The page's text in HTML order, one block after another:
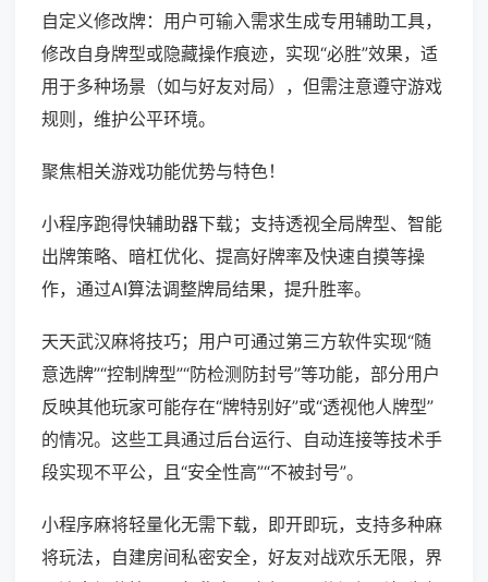
自定义修改牌：用户可输入需求生成专用辅助工具，
修改自身牌型或隐藏操作痕迹，实现“必胜”效果，适
用于多种场景（如与好友对局），但需注意遵守游戏
规则，维护公平环境。
聚焦相关游戏功能优势与特色！
小程序跑得快辅助器下载；支持透视全局牌型、智能
出牌策略、暗杠优化、提高好牌率及快速自摸等操
作，通过AI算法调整牌局结果，提升胜率。
天天武汉麻将技巧；用户可通过第三方软件实现“随
意选牌”“控制牌型”“防检测防封号”等功能，部分用户
反映其他玩家可能存在“牌特别好”或“透视他人牌型”
的情况。这些工具通过后台运行、自动连接等技术手
段实现不平公，且“安全性高”“不被封号”。
小程序麻将轻量化无需下载，即开即玩，支持多种麻
将玩法，自建房间私密安全，好友对战欢乐无限，界